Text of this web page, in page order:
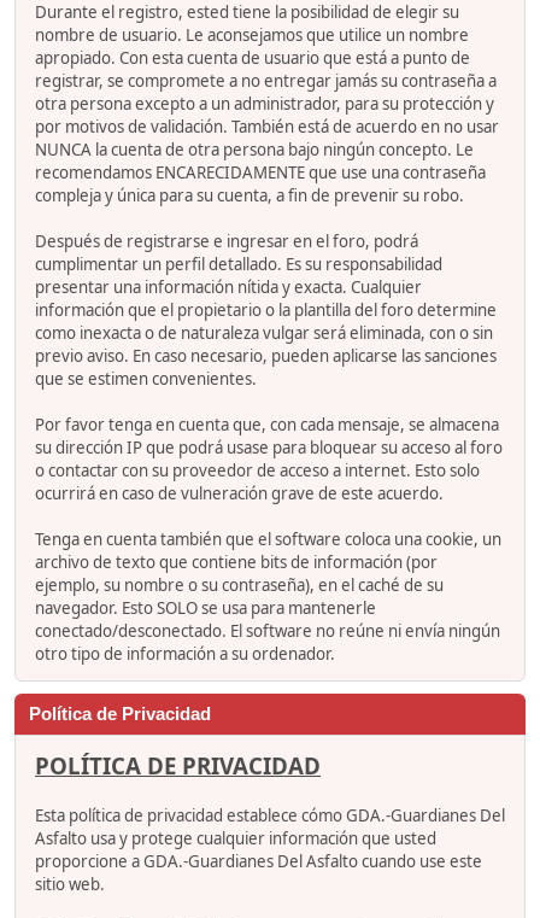
Durante el registro, ested tiene la posibilidad de elegir su
nombre de usuario. Le aconsejamos que utilice un nombre
apropiado. Con esta cuenta de usuario que está a punto de
registrar, se compromete a no entregar jamás su contraseña a
otra persona excepto a un administrador, para su protección y
por motivos de validación. También está de acuerdo en no usar
NUNCA la cuenta de otra persona bajo ningún concepto. Le
recomendamos ENCARECIDAMENTE que use una contraseña
compleja y única para su cuenta, a fin de prevenir su robo.
Después de registrarse e ingresar en el foro, podrá
cumplimentar un perfil detallado. Es su responsabilidad
presentar una información nítida y exacta. Cualquier
información que el propietario o la plantilla del foro determine
como inexacta o de naturaleza vulgar será eliminada, con o sin
previo aviso. En caso necesario, pueden aplicarse las sanciones
que se estimen convenientes.
Por favor tenga en cuenta que, con cada mensaje, se almacena
su dirección IP que podrá usase para bloquear su acceso al foro
o contactar con su proveedor de acceso a internet. Esto solo
ocurrirá en caso de vulneración grave de este acuerdo.
Tenga en cuenta también que el software coloca una cookie, un
archivo de texto que contiene bits de información (por
ejemplo, su nombre o su contraseña), en el caché de su
navegador. Esto SOLO se usa para mantenerle
conectado/desconectado. El software no reúne ni envía ningún
otro tipo de información a su ordenador.
Política de Privacidad
POLÍTICA DE PRIVACIDAD
Esta política de privacidad establece cómo GDA.-Guardianes Del
Asfalto usa y protege cualquier información que usted
proporcione a GDA.-Guardianes Del Asfalto cuando use este
sitio web.